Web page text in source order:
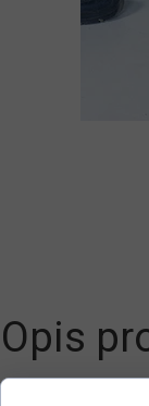
Opis